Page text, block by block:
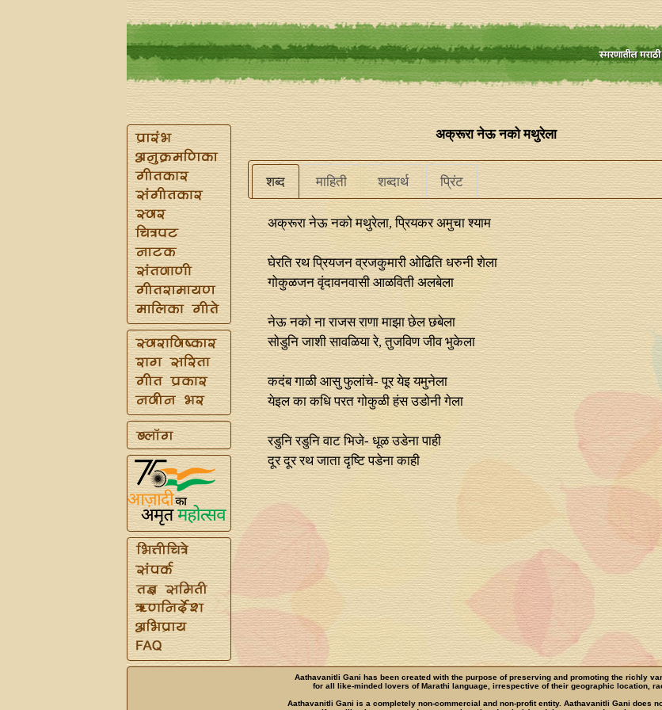
अक्रूरा नेऊ नको मथुरेला
शब्द माहिती शब्दार्थ प्रिंट
अक्रूरा नेऊ नको मथुरेला, प्रियकर अमुचा श्याम
घेरति रथ प्रियजन व्रजकुमारी ओढिति धरुनी शेला
गोकुळजन वृंदावनवासी आळविती अलबेला
नेऊ नको ना राजस राणा माझा छेल छबेला
सोडुनि जाशी सावळिया रे, तुजविण जीव भुकेला
कदंब गाळी आसु फुलांचे- पूर येइ यमुनेला
येइल का कधि परत गोकुळी हंस उडोनी गेला
रडुनि रडुनि वाट भिजे- धूळ उडेना पाही
दूर दूर रथ जाता दृष्टि पडेना काही
Aathavanitli Gani has been created with the purpose of preserving and promoting the richly
for all like-minded lovers of Marathi language, irrespective of their geographic location,
Aathavanitli Gani is a completely non-commercial and non-profit entity. Aathavanitli Gani does